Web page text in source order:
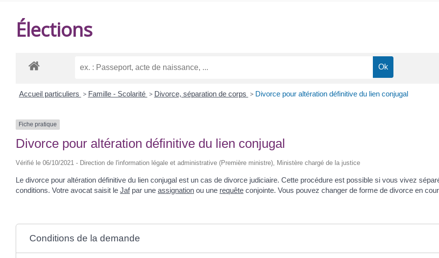
Élections
Accueil particuliers > Famille - Scolarité > Divorce, séparation de corps > Divorce pour altération définitive du lien conjugal
Fiche pratique
Divorce pour altération définitive du lien conjugal
Vérifié le 06/10/2021 - Direction de l'information légale et administrative (Première ministre), Ministère chargé de la justice
Le divorce pour altération définitive du lien conjugal est un cas de divorce judiciaire. Cette procédure est possible si vous vivez
conditions. Votre avocat saisit le Jafpar une assignation ou une requête conjointe. Vous pouvez changer de forme de divorce en
Conditions de la demande